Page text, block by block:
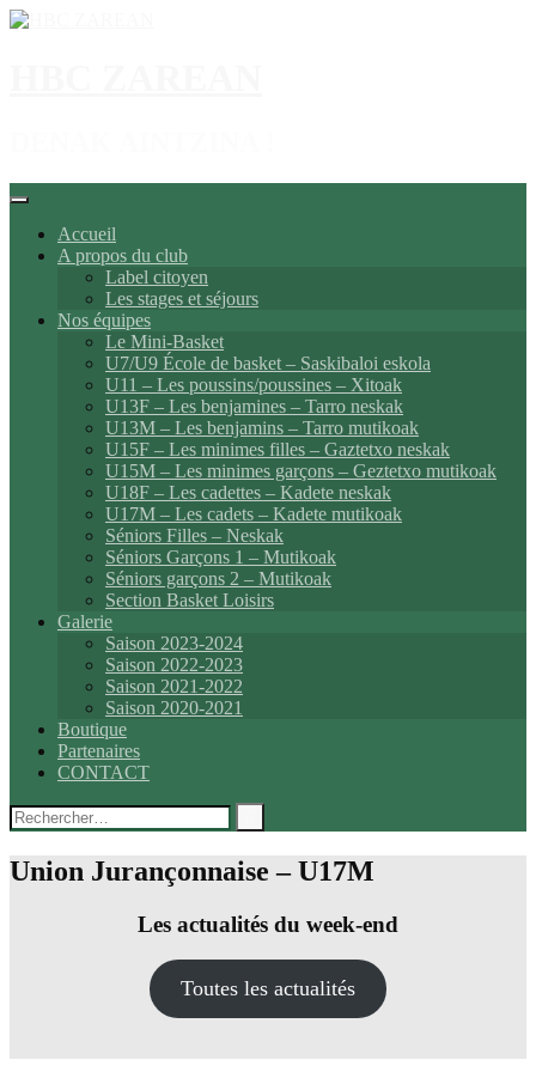
Aller
Accueil
A propos du club
Label citoyen
Les stages et séjours
Nos équipes
Le Mini-Basket
U7/U9 École de basket – Saskibaloi eskola
U11 – Les poussins/poussines – Xitoak
U13F – Les benjamines – Tarro neskak
U13M – Les benjamins – Tarro mutikoak
U15F – Les minimes filles – Gaztetxo neskak
U15M – Les minimes garçons – Geztetxo mutikoak
U18F – Les cadettes – Kadete neskak
U17M – Les cadets – Kadete mutikoak
Séniors Filles – Neskak
Séniors Garçons 1 – Mutikoak
Séniors garçons 2 – Mutikoak
Section Basket Loisirs
Galerie
Saison 2023-2024
Saison 2022-2023
Saison 2021-2022
Saison 2020-2021
Boutique
Partenaires
CONTACT
Rechercher :
Union Jurançonnaise – U17M
Les actualités du week-end
Toutes les actualités